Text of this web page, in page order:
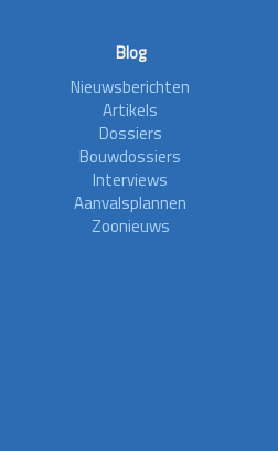
Blog
Nieuwsberichten
Artikels
Dossiers
Bouwdossiers
Interviews
Aanvalsplannen
Zoonieuws